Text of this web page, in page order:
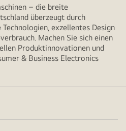
– die breite
überzeugt durch
exzellentes Design
Machen Sie sich einen
Produktinnovationen und
& Business Electronics